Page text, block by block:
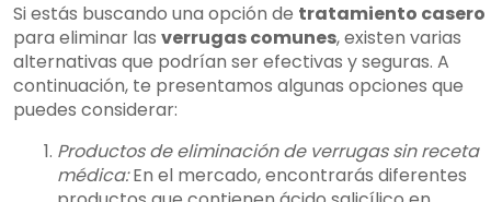
Si estás buscando una opción de tratamiento casero
para eliminar las verrugas comunes, existen varias
alternativas que podrían ser efectivas y seguras. A
continuación, te presentamos algunas opciones que
puedes considerar:
Productos de eliminación de verrugas sin receta
médica:En el mercado, encontrarás diferentes